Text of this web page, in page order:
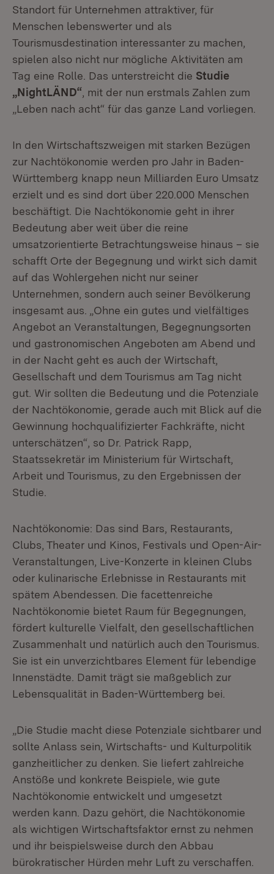
Standort für Unternehmen attraktiver, für
Menschen lebenswerter und als
Tourismusdestination interessanter zu machen,
spielen also nicht nur mögliche Aktivitäten am
Tag eine Rolle. Das unterstreicht die Studie
„NightLÄND“ , mit der nun erstmals Zahlen zum
„Leben nach acht“ für das ganze Land vorliegen.
In den Wirtschaftszweigen mit starken Bezügen
zur Nachtökonomie werden pro Jahr in Baden-
Württemberg knapp neun Milliarden Euro Umsatz
erzielt und es sind dort über 220.000 Menschen
beschäftigt. Die Nachtökonomie geht in ihrer
Bedeutung aber weit über die reine
umsatzorientierte Betrachtungsweise hinaus – sie
schafft Orte der Begegnung und wirkt sich damit
auf das Wohlergehen nicht nur seiner
Unternehmen, sondern auch seiner Bevölkerung
insgesamt aus. „Ohne ein gutes und vielfältiges
Angebot an Veranstaltungen, Begegnungsorten
und gastronomischen Angeboten am Abend und
in der Nacht geht es auch der Wirtschaft,
Gesellschaft und dem Tourismus am Tag nicht
gut. Wir sollten die Bedeutung und die Potenziale
der Nachtökonomie, gerade auch mit Blick auf die
Gewinnung hochqualifizierter Fachkräfte, nicht
unterschätzen“, so Dr. Patrick Rapp,
Staatssekretär im Ministerium für Wirtschaft,
Arbeit und Tourismus, zu den Ergebnissen der
Studie.
Nachtökonomie: Das sind Bars, Restaurants,
Clubs, Theater und Kinos, Festivals und Open-Air-
Veranstaltungen, Live-Konzerte in kleinen Clubs
oder kulinarische Erlebnisse in Restaurants mit
spätem Abendessen. Die facettenreiche
Nachtökonomie bietet Raum für Begegnungen,
fördert kulturelle Vielfalt, den gesellschaftlichen
Zusammenhalt und natürlich auch den Tourismus.
Sie ist ein unverzichtbares Element für lebendige
Innenstädte. Damit trägt sie maßgeblich zur
Lebensqualität in Baden-Württemberg bei.
„Die Studie macht diese Potenziale sichtbarer und
sollte Anlass sein, Wirtschafts- und Kulturpolitik
ganzheitlicher zu denken. Sie liefert zahlreiche
Anstöße und konkrete Beispiele, wie gute
Nachtökonomie entwickelt und umgesetzt
werden kann. Dazu gehört, die Nachtökonomie
als wichtigen Wirtschaftsfaktor ernst zu nehmen
und ihr beispielsweise durch den Abbau
bürokratischer Hürden mehr Luft zu verschaffen.